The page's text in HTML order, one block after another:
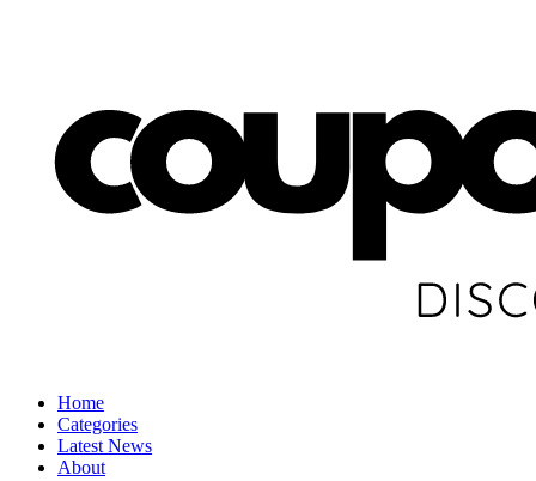
Home
Categories
Latest News
About